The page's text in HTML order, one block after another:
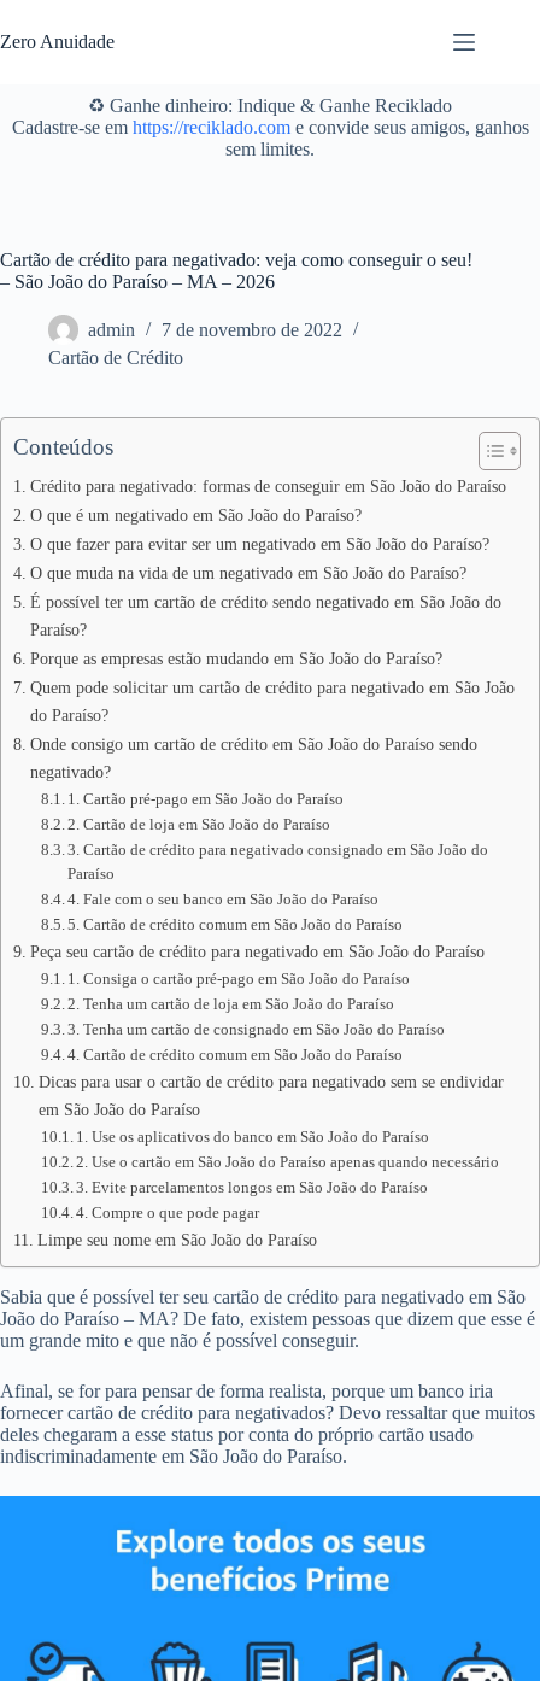
para
o
Zero Anuidade
♻️ Ganhe dinheiro: Indique & Ganhe Reciklado
Cadastre-se em https://reciklado.come convide seus amigos, ganhos
sem limites.
Cartão de crédito para negativado: veja como conseguir o seu!
– São João do Paraíso – MA – 2026
admin
7 de novembro de 2022
Cartão de Crédito
Conteúdos
Crédito para negativado: formas de conseguir em São João do Paraíso
O que é um negativado em São João do Paraíso?
O que fazer para evitar ser um negativado em São João do Paraíso?
O que muda na vida de um negativado em São João do Paraíso?
É possível ter um cartão de crédito sendo negativado em São João do
Paraíso?
Porque as empresas estão mudando em São João do Paraíso?
Quem pode solicitar um cartão de crédito para negativado em São João
do Paraíso?
Onde consigo um cartão de crédito em São João do Paraíso sendo
negativado?
1. Cartão pré-pago em São João do Paraíso
2. Cartão de loja em São João do Paraíso
3. Cartão de crédito para negativado consignado em São João do
Paraíso
4. Fale com o seu banco em São João do Paraíso
5. Cartão de crédito comum em São João do Paraíso
Peça seu cartão de crédito para negativado em São João do Paraíso
1. Consiga o cartão pré-pago em São João do Paraíso
2. Tenha um cartão de loja em São João do Paraíso
3. Tenha um cartão de consignado em São João do Paraíso
4. Cartão de crédito comum em São João do Paraíso
Dicas para usar o cartão de crédito para negativado sem se endividar
em São João do Paraíso
1. Use os aplicativos do banco em São João do Paraíso
2. Use o cartão em São João do Paraíso apenas quando necessário
3. Evite parcelamentos longos em São João do Paraíso
4. Compre o que pode pagar
Limpe seu nome em São João do Paraíso
Sabia que é possível ter seu cartão de crédito para negativado em São
João do Paraíso – MA? De fato, existem pessoas que dizem que esse é
um grande mito e que não é possível conseguir.
Afinal, se for para pensar de forma realista, porque um banco iria
fornecer cartão de crédito para negativados? Devo ressaltar que muitos
deles chegaram a esse status por conta do próprio cartão usado
indiscriminadamente em São João do Paraíso.